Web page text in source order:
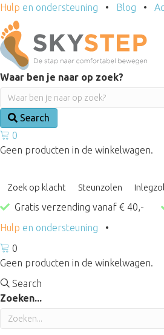
Hulp en ondersteuning • Blog •
Waar ben je naar op zoek?
Search
0
Geen producten in de winkelwagen.
Zoek op klacht Steunzolen
Gratis verzending vanaf € 40,-
Hulp en ondersteuning •
0
Geen producten in de winkelwagen.
Search
Zoeken...